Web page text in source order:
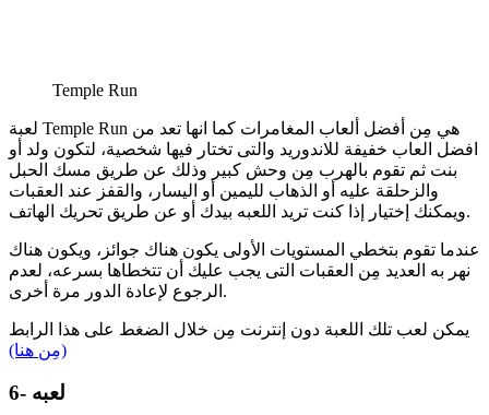
Temple Run
لعبة Temple Run هي مِن أفضل ألعاب المغامرات كما انها تعد من
افضل العاب خفيفة للاندوريد والتى تختار فيها شخصية، لتكون ولد أو
بنت ثم تقوم بالهرب مِن وحش كبير وذلك عن طريق مسك الحبل
والزحلقة عليه أو الذهاب لليمين أو اليسار، والقفز عند العقبات
ويمكنك إختيار إذا كنت تريد اللعبه بيدك أو عن طريق تحريك الهاتف.
عندما تقوم بتخطي المستويات الأولى يكون هناك جوائز، ويكون هناك
نهر به العديد مِن العقبات التى يجب عليك أن تتخطاها بسرعه، لعدم
الرجوع لإعادة الدور مرة أخرى.
يمكن لعب تلك اللعبة دون إنترنت مِن خلال الضغط على هذا الرابط
(مِن هنا)